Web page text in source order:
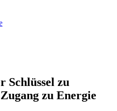
Schlüssel zu
zu Energie